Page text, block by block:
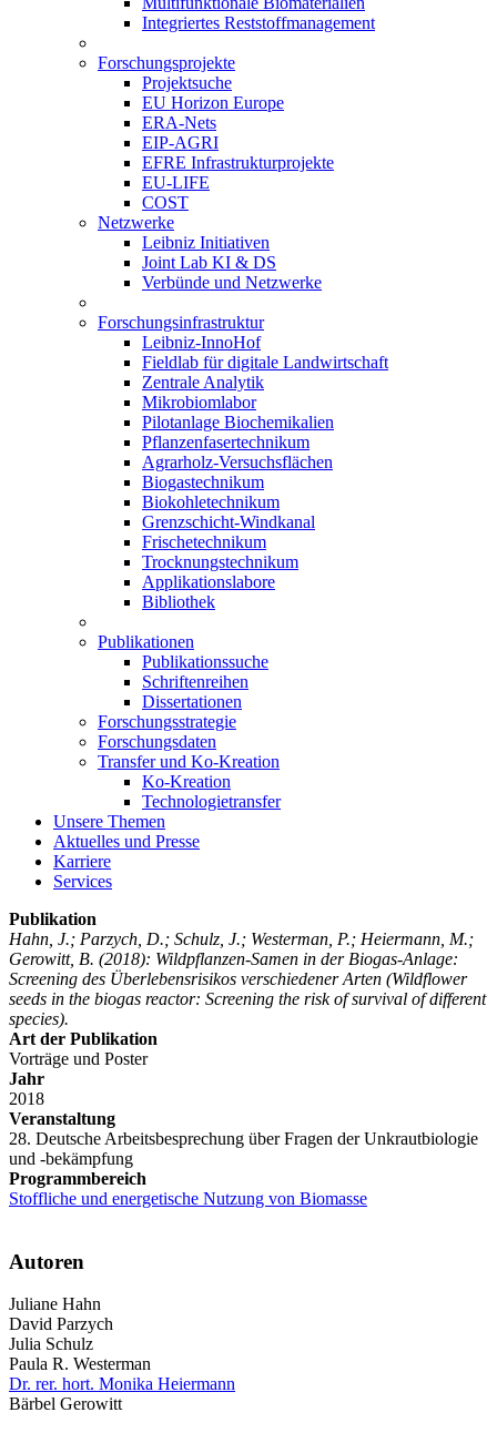
Integriertes Reststoffmanagement
Forschungsprojekte
Projektsuche
EU Horizon Europe
ERA-Nets
EIP-AGRI
EFRE Infrastrukturprojekte
EU-LIFE
COST
Netzwerke
Leibniz Initiativen
Joint Lab KI & DS
Verbünde und Netzwerke
Forschungsinfrastruktur
Leibniz-InnoHof
Fieldlab für digitale Landwirtschaft
Zentrale Analytik
Mikrobiomlabor
Pilotanlage Biochemikalien
Pflanzenfasertechnikum
Agrarholz-Versuchsflächen
Biogastechnikum
Biokohletechnikum
Grenzschicht-Windkanal
Frischetechnikum
Trocknungstechnikum
Applikationslabore
Bibliothek
Publikationen
Publikationssuche
Schriftenreihen
Dissertationen
Forschungsstrategie
Forschungsdaten
Transfer und Ko-Kreation
Ko-Kreation
Technologietransfer
Unsere Themen
Aktuelles und Presse
Karriere
Services
Publikation
Hahn, J.; Parzych, D.; Schulz, J.; Westerman, P.; Heiermann, M.;
Gerowitt, B. (2018): Wildpflanzen-Samen in der Biogas-Anlage:
Screening des Überlebensrisikos verschiedener Arten (Wildflower
seeds in the biogas reactor: Screening the risk of survival of different
species).
Art der Publikation
Vorträge und Poster
Jahr
2018
Veranstaltung
28. Deutsche Arbeitsbesprechung über Fragen der Unkrautbiologie
und -bekämpfung
Programmbereich
Stoffliche und energetische Nutzung von Biomasse
Autoren
Juliane Hahn
David Parzych
Julia Schulz
Paula R. Westerman
Dr. rer. hort. Monika Heiermann
Bärbel Gerowitt